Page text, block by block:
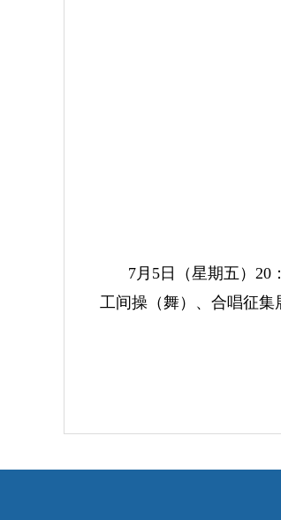
7月5日（星期五）20
工间操（舞）、合唱征集